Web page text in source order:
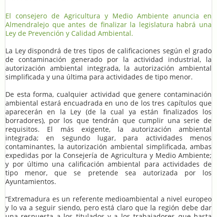
El consejero de Agricultura y Medio Ambiente anuncia en
Almendralejo que antes de finalizar la legislatura habrá una
Ley de Prevención y Calidad Ambiental.
La Ley dispondrá de tres tipos de calificaciones según el grado
de contaminación generado por la actividad industrial, la
autorización ambiental integrada, la autorización ambiental
simplificada y una última para actividades de tipo menor.
De esta forma, cualquier actividad que genere contaminación
ambiental estará encuadrada en uno de los tres capítulos que
aparecerán en la Ley (de la cual ya están finalizados los
borradores), por los que tendrán que cumplir una serie de
requisitos. El más exigente, la autorización ambiental
integrada; en segundo lugar, para actividades menos
contaminantes, la autorización ambiental simplificada, ambas
expedidas por la Consejería de Agricultura y Medio Ambiente;
y por último una calificación ambiental para actividades de
tipo menor, que se pretende sea autorizada por los
Ayuntamientos.
“Extremadura es un referente medioambiental a nivel europeo
y lo va a seguir siendo, pero está claro que la región debe dar